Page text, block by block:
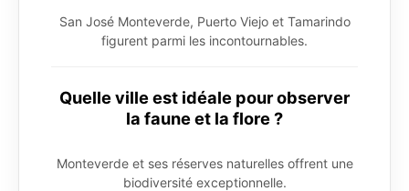
San José Monteverde, Puerto Viejo et Tamarindo
figurent parmi les incontournables.
Quelle ville est idéale pour observer
la faune et la flore ?
Monteverde et ses réserves naturelles offrent une
biodiversité exceptionnelle.